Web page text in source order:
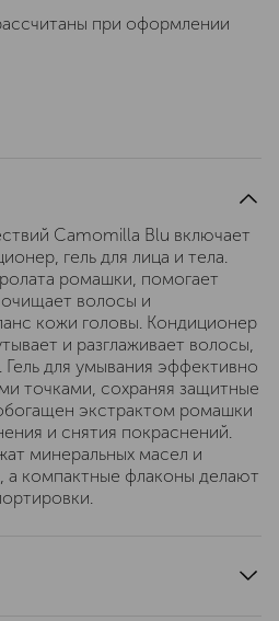
при оформлении
Camomilla Blu включает
гель для лица и тела.
ромашки, помогает
очищает волосы и
кожи головы. Кондиционер
и разглаживает волосы,
Гель для умывания эффективно
точками, сохраняя защитные
экстрактом ромашки
и снятия покраснений.
минеральных масел и
а компактные флаконы делают